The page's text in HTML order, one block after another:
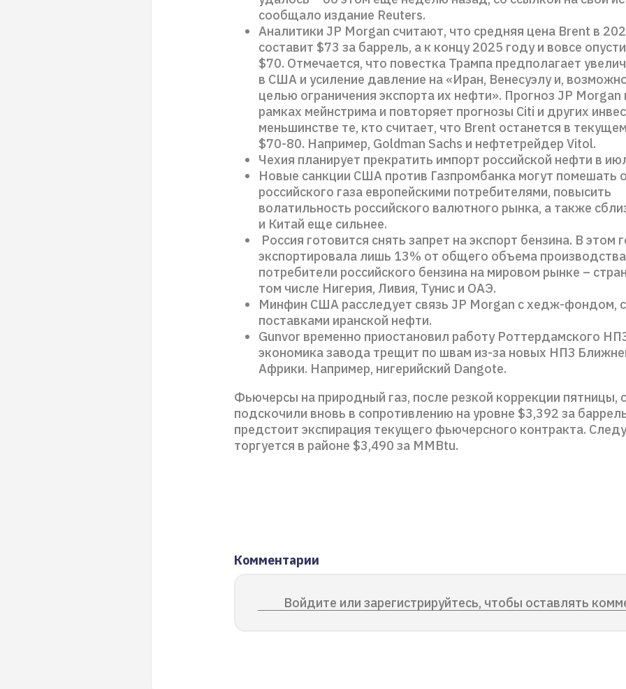
сообщало издание Reuters.
Аналитики JP Morgan считают, что средняя цена Brent в
составит $73 за баррель, а к концу 2025 году и вовсе
$70. Отмечается, что повестка Трампа предполагает
в США и усиление давление на «Иран, Венесуэлу и,
целью ограничения экспорта их нефти». Прогноз JP Morgan
рамках мейнстрима и повторяет прогнозы Citi и других
меньшинстве те, кто считает, что Brent останется в
$70-80. Например, Goldman Sachs и нефтетрейдер Vitol.
Чехия планирует прекратить импорт российской нефти в
Новые санкции США против Газпромбанка могут помешать
российского газа европейскими потребителями, повысить
волатильность российского валютного рынка, а также
и Китай еще сильнее.
Россия готовится снять запрет на экспорт бензина. В этом
экспортировала лишь 13% от общего объема
потребители российского бензина на мировом рынке –
том числе Нигерия, Ливия, Тунис и ОАЭ.
Минфин США расследует связь JP Morgan с хедж-фондом,
поставками иранской нефти.
Gunvor временно приостановил работу Роттердамского
экономика завода трещит по швам из-за новых НПЗ
Африки. Например, нигерийский Dangote.
Фьючерсы на природный газ, после резкой коррекции пятницы,
подскочили вновь в сопротивлению на уровне $3,392 за
предстоит экспирация текущего фьючерсного контракта.
торгуется в районе $3,490 за MMBtu.
Комментарии
Войдите или зарегистрируйтесь, чтобы оставлять